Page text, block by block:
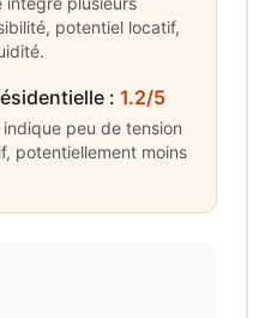
potentiel locatif,
: 1.2/5
peu de tension
potentiellement moins